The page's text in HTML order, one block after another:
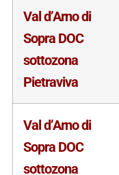
Val d’Arno di
Sopra DOC
sottozona
Pietraviva
Val d’Arno di
Sopra DOC
sottozona